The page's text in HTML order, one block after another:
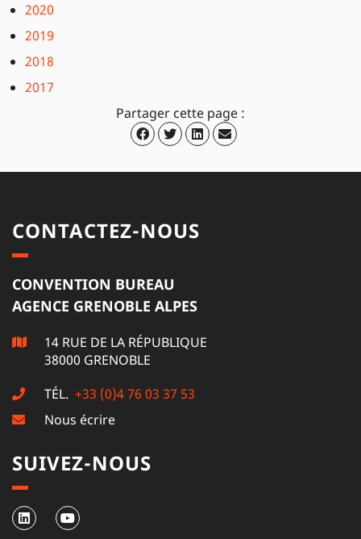
2020
2019
2018
2017
Partager cette page :
CONTACTEZ-NOUS
CONVENTION BUREAU
AGENCE GRENOBLE ALPES
14 RUE DE LA RÉPUBLIQUE
38000 GRENOBLE
TÉL. +33 (0)4 76 03 37 53
Nous écrire
SUIVEZ-NOUS